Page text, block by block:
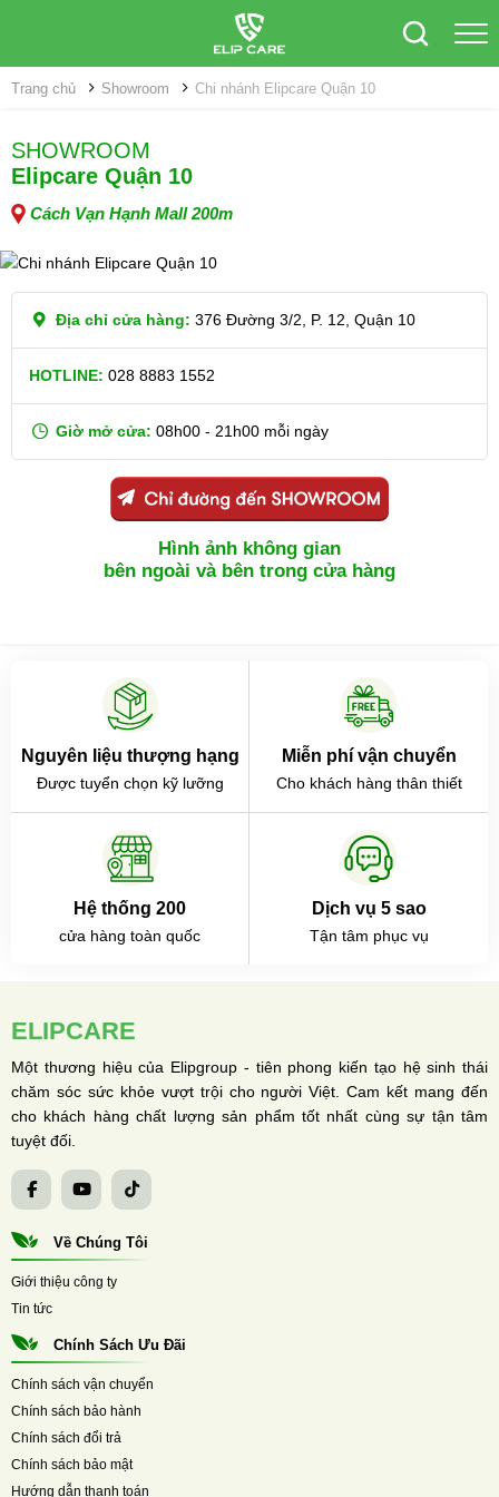
Trang chủ Showroom Chi nhánh Elipcare Quận 10
SHOWROOM
Elipcare Quận 10
Cách Vạn Hạnh Mall 200m
Địa chỉ cửa hàng: 376 Đường 3/2, P. 12, Quận 10
HOTLINE: 028 8883 1552
Giờ mở cửa: 08h00 - 21h00 mỗi ngày
Hình ảnh không gian
bên ngoài và bên trong cửa hàng
Nguyên liệu thượng hạng
Được tuyển chọn kỹ lưỡng
Miễn phí vận chuyển
Cho khách hàng thân thiết
Hệ thống 200
cửa hàng toàn quốc
Dịch vụ 5 sao
Tận tâm phục vụ
ELIPCARE
Một thương hiệu của Elipgroup - tiên phong kiến tạo hệ sinh thái
chăm sóc sức khỏe vượt trội cho người Việt. Cam kết mang đến
cho khách hàng chất lượng sản phẩm tốt nhất cùng sự tận tâm
tuyệt đối.
Về Chúng Tôi
Giới thiệu công ty
Tin tức
Chính Sách Ưu Đãi
Chính sách vận chuyển
Chính sách bảo hành
Chính sách đổi trả
Chính sách bảo mật
Hướng dẫn thanh toán